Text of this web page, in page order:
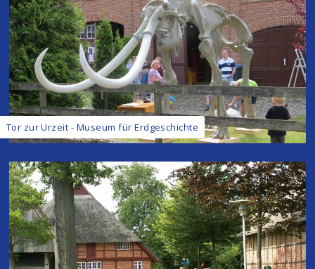
Tor zur Urzeit - Museum für Erdgeschichte